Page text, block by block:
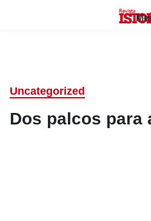
Uncategorized
Dos palcos para